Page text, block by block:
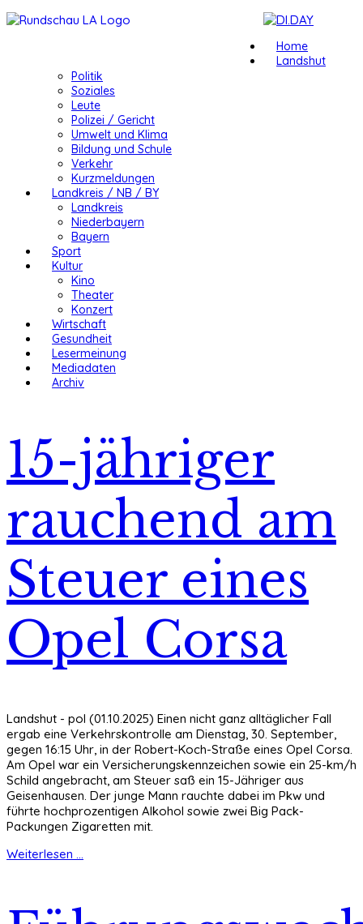
Home
Landshut
Politik
Soziales
Leute
Polizei / Gericht
Umwelt und Klima
Bildung und Schule
Verkehr
Kurzmeldungen
Landkreis / NB / BY
Landkreis
Niederbayern
Bayern
Sport
Kultur
Kino
Theater
Konzert
Wirtschaft
Gesundheit
Lesermeinung
Mediadaten
Archiv
15-jähriger
rauchend am
Steuer eines
Opel Corsa
Landshut - pol (01.10.2025) Einen nicht ganz alltäglicher Fall
ergab eine Verkehrskontrolle am Dienstag, 30. September,
gegen 16:15 Uhr, in der Robert-Koch-Straße eines Opel Corsa.
Am Opel war ein Versicherungskennzeichen sowie ein 25-km/h
Schild angebracht, am Steuer saß ein 15-Jähriger aus
Geisenhausen. Der junge Mann rauchte dabei im Pkw und
führte hochprozentigen Alkohol sowie zwei Big Pack-
Packungen Zigaretten mit.
Weiterlesen ...